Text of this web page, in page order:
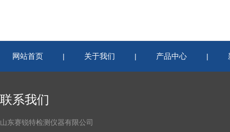
网站首页 | 关于我们 | 产品中心 |
联系我们
山东赛锐特检测仪器有限公司